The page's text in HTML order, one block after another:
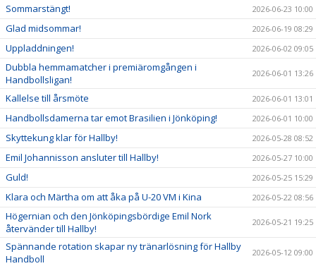
Sommarstängt! 2026-06-23 10:00
Glad midsommar! 2026-06-19 08:29
Uppladdningen! 2026-06-02 09:05
Dubbla hemmamatcher i premiäromgången i
Handbollsligan!
2026-06-01 13:26
Kallelse till årsmöte 2026-06-01 13:01
Handbollsdamerna tar emot Brasilien i Jönköping! 2026-06-01 10:00
Skyttekung klar för Hallby! 2026-05-28 08:52
Emil Johannisson ansluter till Hallby! 2026-05-27 10:00
Guld! 2026-05-25 15:29
Klara och Märtha om att åka på U-20 VM i Kina 2026-05-22 08:56
Högernian och den Jönköpingsbördige Emil Nork
återvänder till Hallby!
2026-05-21 19:25
Spännande rotation skapar ny tränarlösning för Hallby
Handboll
2026-05-12 09:00